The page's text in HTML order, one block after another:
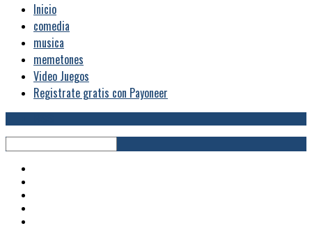
Inicio
comedia
musica
memetones
Video Juegos
Registrate gratis con Payoneer